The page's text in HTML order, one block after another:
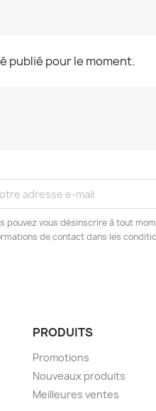
publié pour le moment.
pouvez vous désinscrire à tout
de contact dans les
PRODUITS
Promotions
Nouveaux produits
Meilleures ventes